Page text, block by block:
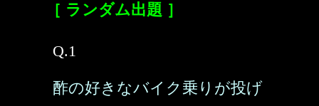
［ ランダム出題 ］
Q.1
酢の好きなバイク乗りが投げ